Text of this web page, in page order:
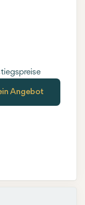
Angebot